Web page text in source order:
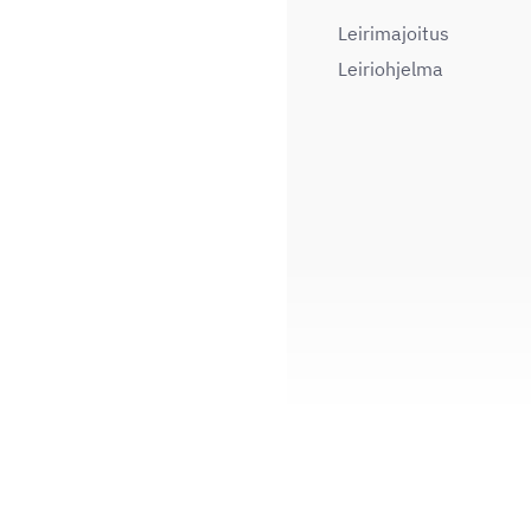
Leirimajoitus
Leiriohjelma